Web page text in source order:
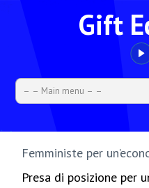
Gift
Femministe per
Presa di posizione per